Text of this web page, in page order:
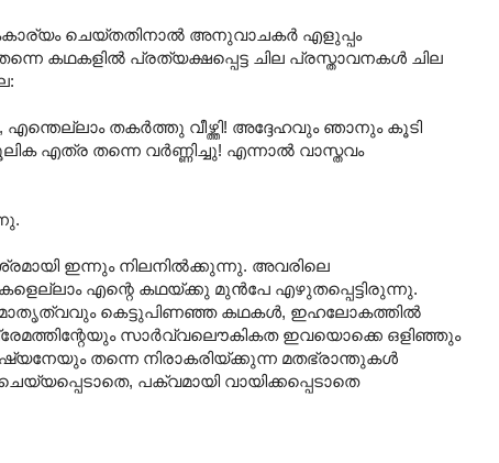
ചെയ്തതിനാൽ അനുവാചകർ എളുപ്പം
കഥകളിൽ പ്രത്യക്ഷപ്പെട്ട ചില പ്രസ്താവനകൾ ചില
തകർത്തു വീഴ്ത്തി! അദ്ദേഹവും ഞാ‍നും കൂടി
എത്ര തന്നെ വർണ്ണിച്ചു! എന്നാൽ വാസ്തവം
ഇന്നും നിലനിൽക്കുന്നു. അവരിലെ
എന്റെ കഥയ്ക്കു മുൻപേ എഴുതപ്പെട്ടിരുന്നു.
കെട്ടുപിണഞ്ഞ കഥകൾ, ഇഹലോകത്തിൽ
പ്രേമത്തിന്റേയും സാർവ്വലൌകികത ഇവയൊക്കെ ഒളിഞ്ഞും
തന്നെ നിരാകരിയ്ക്കുന്ന മതഭ്രാന്തുകൾ
പക്വമായി വായിക്കപ്പെടാതെ